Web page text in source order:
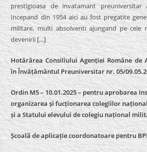
prestigioasa de invatamant preuniversitar
Incepand din 1954 aici au fost pregatite
militare, multi absolventi ajungand pe cele
devenirii[…]
Hotărârea Consiliului Agenției Române de
în Învățământul Preuniversitar nr. 05/
Ordin M5 – 10.01.2025 – pentru aprobarea
organizarea și fucționarea colegiilor
și a Statului elevului de colegiu național
Școală de aplicație coordonatoare pentru